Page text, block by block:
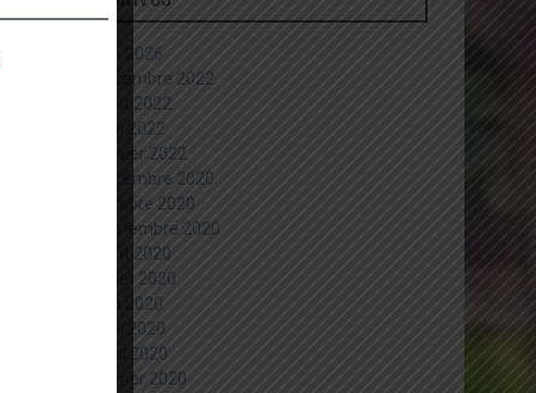
juin 2026
décembre 2022
août 2022
mai 2022
janvier 2022
décembre 2020
octobre 2020
septembre 2020
août 2020
juillet 2020
juin 2020
mai 2020
avril 2020
février 2020